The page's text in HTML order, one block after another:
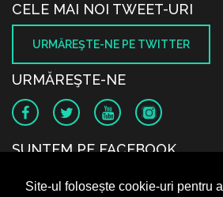
Site-ul folosește cookie-uri pentru
CELE MAI NOI TWEET-URI
URMĂREŞTE-NE PE TWITTER
URMĂREŞTE-NE
SUNTEM PE FACEBOOK